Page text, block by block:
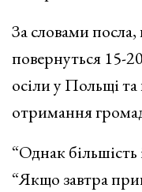
За словами
повернуться 15-
осіли у Польщі
отримання
“Однак
“Якщо завтра